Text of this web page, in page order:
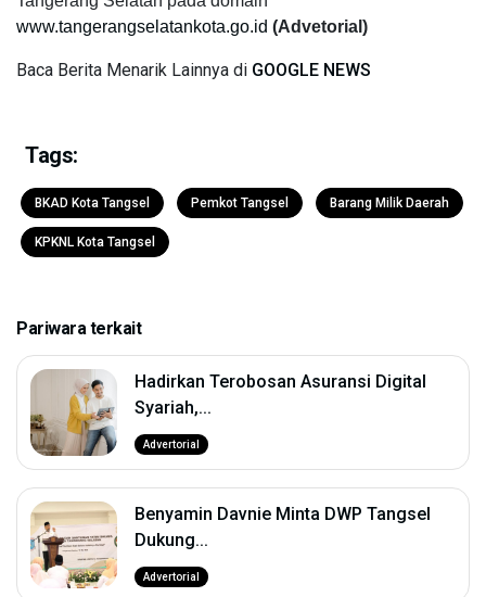
www.tangerangselatankota.go.id (Advetorial)
Baca Berita Menarik Lainnya di GOOGLE NEWS
Tags:
BKAD Kota Tangsel Pemkot Tangsel Barang Milik Daerah
KPKNL Kota Tangsel
Pariwara terkait
Hadirkan Terobosan Asuransi Digital
Syariah,...
Advertorial
Benyamin Davnie Minta DWP Tangsel
Dukung...
Advertorial